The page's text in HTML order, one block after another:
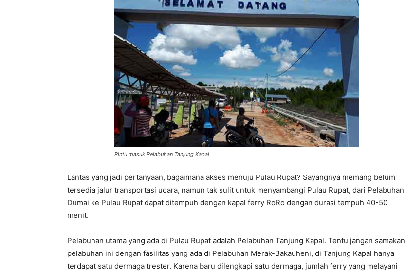
Pintu masuk Pelabuhan Tanjung Kapal
Lantas yang jadi pertanyaan, bagaimana akses menuju Pulau Rupat? Sayangnya memang belum
tersedia jalur transportasi udara, namun tak sulit untuk menyambangi Pulau Rupat, dari Pelabuhan
Dumai ke Pulau Rupat dapat ditempuh dengan kapal ferry RoRo dengan durasi tempuh 40-50
menit.
Pelabuhan utama yang ada di Pulau Rupat adalah Pelabuhan Tanjung Kapal. Tentu jangan samakan
pelabuhan ini dengan fasilitas yang ada di Pelabuhan Merak-Bakauheni, di Tanjung Kapal hanya
terdapat satu dermaga trester. Karena baru dilengkapi satu dermaga, jumlah ferry yang melayani